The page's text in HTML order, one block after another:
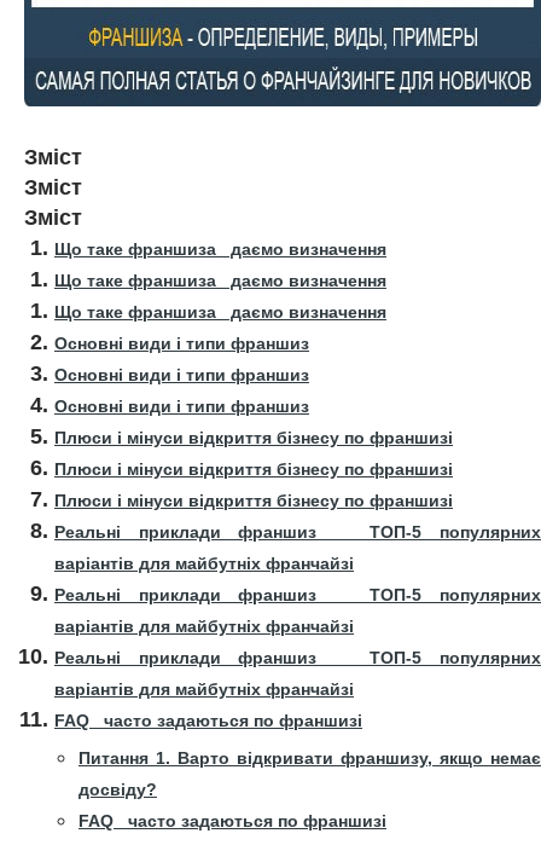
Зміст
Зміст
Зміст
Що таке франшиза даємо визначення
Що таке франшиза даємо визначення
Що таке франшиза даємо визначення
Основні види і типи франшиз
Основні види і типи франшиз
Основні види і типи франшиз
Плюси і мінуси відкриття бізнесу по франшизі
Плюси і мінуси відкриття бізнесу по франшизі
Плюси і мінуси відкриття бізнесу по франшизі
Реальні приклади франшиз ТОП-5 популярних
варіантів для майбутніх франчайзі
Реальні приклади франшиз ТОП-5 популярних
варіантів для майбутніх франчайзі
Реальні приклади франшиз ТОП-5 популярних
варіантів для майбутніх франчайзі
FAQ часто задаються по франшизі
Питання 1. Варто відкривати франшизу, якщо немає
досвіду?
FAQ часто задаються по франшизі